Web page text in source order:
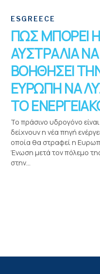
ESGREECE
ΠΩΣ ΜΠΟΡΕΙ Η
ΑΥΣΤΡΑΛΙΑ ΝΑ
ΒΟΗΘΗΣΕΙ
ΕΥΡΩΠΗ ΝΑ
ΤΟ
Το πράσινο υδρογόνο
δείχνουν η νέα πηγή
οποία θα στραφεί η
Ένωση μετά τον πόλεμο
στην...